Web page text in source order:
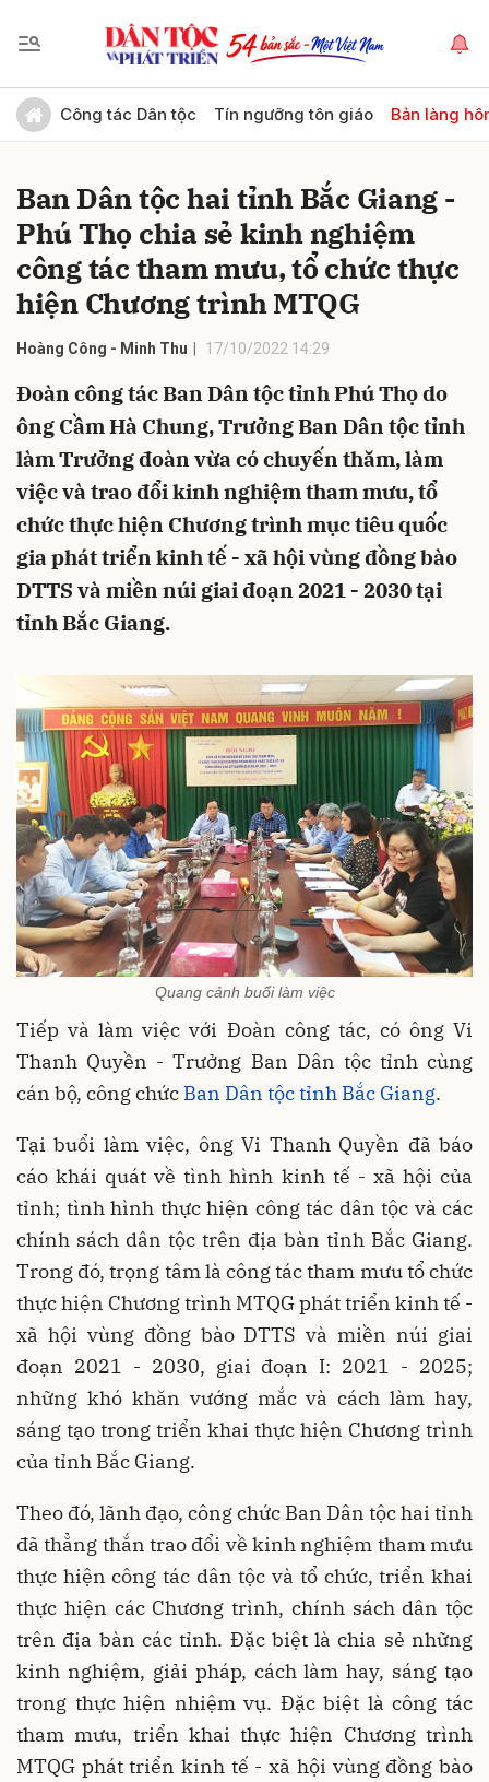
Công tác Dân tộc Tín ngưỡng tôn giáo Bản làng
Ban Dân tộc hai tỉnh Bắc Giang -
Phú Thọ chia sẻ kinh nghiệm
công tác tham mưu, tổ chức thực
hiện Chương trình MTQG
Hoàng Công - Minh Thu 17/10/2022 14:29
Đoàn công tác Ban Dân tộc tỉnh Phú Thọ do
ông Cầm Hà Chung, Trưởng Ban Dân tộc tỉnh
làm Trưởng đoàn vừa có chuyến thăm, làm
việc và trao đổi kinh nghiệm tham mưu, tổ
chức thực hiện Chương trình mục tiêu quốc
gia phát triển kinh tế - xã hội vùng đồng bào
DTTS và miền núi giai đoạn 2021 - 2030 tại
tỉnh Bắc Giang.
Quang cảnh buổi làm việc
Tiếp và làm việc với Đoàn công tác, có ông Vi
Thanh Quyền - Trưởng Ban Dân tộc tỉnh cùng
cán bộ, công chức Ban Dân tộc tỉnh Bắc Giang.
Tại buổi làm việc, ông Vi Thanh Quyền đã báo
cáo khái quát về tình hình kinh tế - xã hội của
tỉnh; tình hình thực hiện công tác dân tộc và các
chính sách dân tộc trên địa bàn tỉnh Bắc Giang.
Trong đó, trọng tâm là công tác tham mưu tổ chức
thực hiện Chương trình MTQG phát triển kinh tế -
xã hội vùng đồng bào DTTS và miền núi giai
đoạn 2021 - 2030, giai đoạn I: 2021 - 2025;
những khó khăn vướng mắc và cách làm hay,
sáng tạo trong triển khai thực hiện Chương trình
của tỉnh Bắc Giang.
Theo đó, lãnh đạo, công chức Ban Dân tộc hai tỉnh
đã thẳng thắn trao đổi về kinh nghiệm tham mưu
thực hiện công tác dân tộc và tổ chức, triển khai
thực hiện các Chương trình, chính sách dân tộc
trên địa bàn các tỉnh. Đặc biệt là chia sẻ những
kinh nghiệm, giải pháp, cách làm hay, sáng tạo
trong thực hiện nhiệm vụ. Đặc biệt là công tác
tham mưu, triển khai thực hiện Chương trình
MTQG phát triển kinh tế - xã hội vùng đồng bào
Gửi bình luận